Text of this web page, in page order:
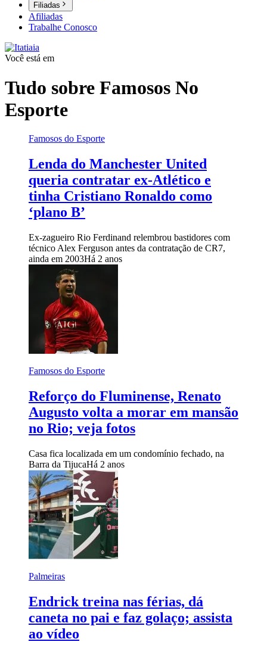
Filiadas
Afiliadas
Trabalhe Conosco
Você está em
Tudo sobre Famosos No
Esporte
Famosos do Esporte
Lenda do Manchester United
queria contratar ex-Atlético e
tinha Cristiano Ronaldo como
‘plano B’
Ex-zagueiro Rio Ferdinand relembrou bastidores com
técnico Alex Ferguson antes da contratação de CR7,
ainda em 2003Há 2 anos
Famosos do Esporte
Reforço do Fluminense, Renato
Augusto volta a morar em mansão
no Rio; veja fotos
Casa fica localizada em um condomínio fechado, na
Barra da TijucaHá 2 anos
Palmeiras
Endrick treina nas férias, dá
caneta no pai e faz golaço; assista
ao vídeo